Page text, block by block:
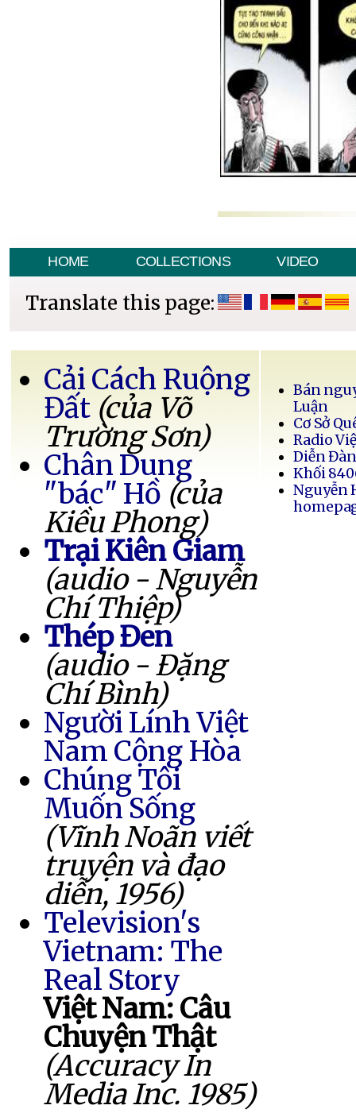
HOME COLLECTIONS VIDEO
Translate this page:
Cải Cách Ruộng
Đất (của Võ
Trường Sơn)
Chân Dung
"bác" Hồ (của
Kiều Phong)
Trại Kiên Giam
(audio - Nguyễn
Chí Thiệp)
Thép Đen
(audio - Đặng
Chí Bình)
Người Lính Việt
Nam Cộng Hòa
Chúng Tôi
Muốn Sống
(Vĩnh Noãn viết
truyện và đạo
diễn, 1956)
Television's
Vietnam: The
Real Story
Việt Nam: Câu
Chuyện Thật
(Accuracy In
Media Inc. 1985)
Bán
Luận
Cơ Sở
Radio
Diễn
Khối
Nguyễn